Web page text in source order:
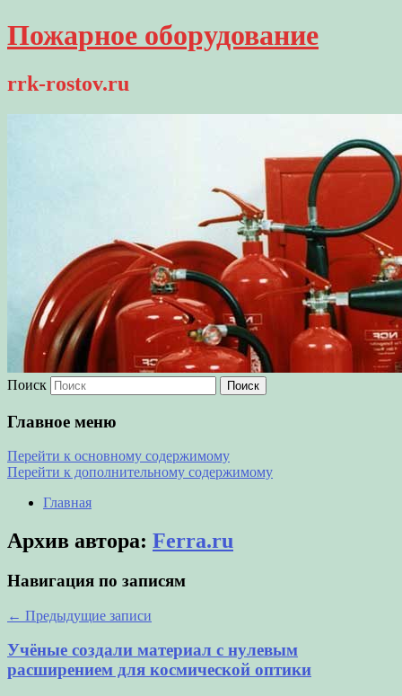
Пожарное оборудование
rrk-rostov.ru
Поиск
Главное меню
Перейти к основному содержимому
Перейти к дополнительному содержимому
Главная
Архив автора: Ferra.ru
Навигация по записям
← Предыдущие записи
Учёные создали материал с нулевым
расширением для космической оптики